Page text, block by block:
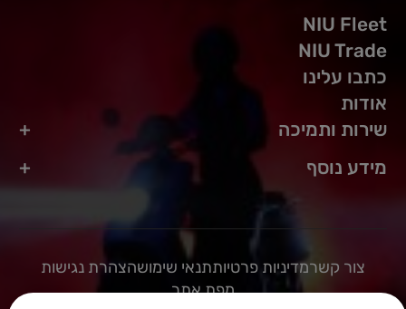
NIU Fleet
NIU Trade
כתבו עלינו
אודות
שירות ותמיכה
מידע נוסף
צור קשרמדיניות פרטיותתנאי שימושהצהרת נגישות
מפת אתר